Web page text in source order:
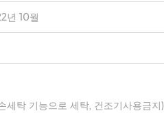
년 10월
세탁 기능으로 세탁, 건조기사용금지)